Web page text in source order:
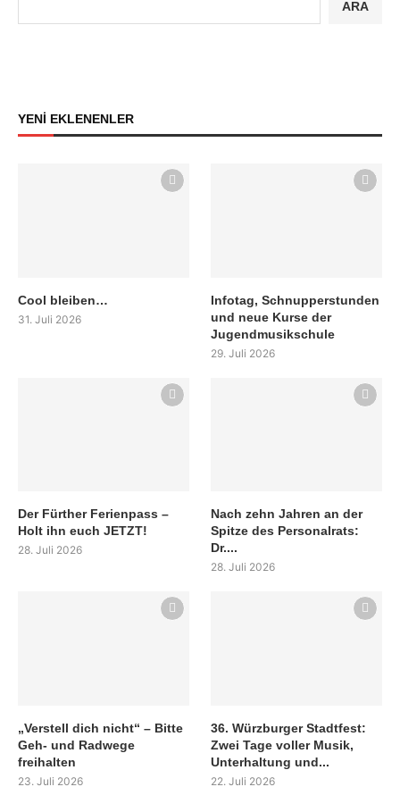
ARA
YENİ EKLENENLER
Cool bleiben…
31. Juli 2026
Infotag, Schnupperstunden
und neue Kurse der
Jugendmusikschule
29. Juli 2026
Der Fürther Ferienpass –
Holt ihn euch JETZT!
28. Juli 2026
Nach zehn Jahren an der
Spitze des Personalrats:
Dr....
28. Juli 2026
„Verstell dich nicht“ – Bitte
Geh- und Radwege
freihalten
23. Juli 2026
36. Würzburger Stadtfest:
Zwei Tage voller Musik,
Unterhaltung und...
22. Juli 2026